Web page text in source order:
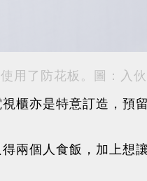
用了防花板。圖：入伙
櫃亦是特意訂造，預
兩個人食飯，加上想